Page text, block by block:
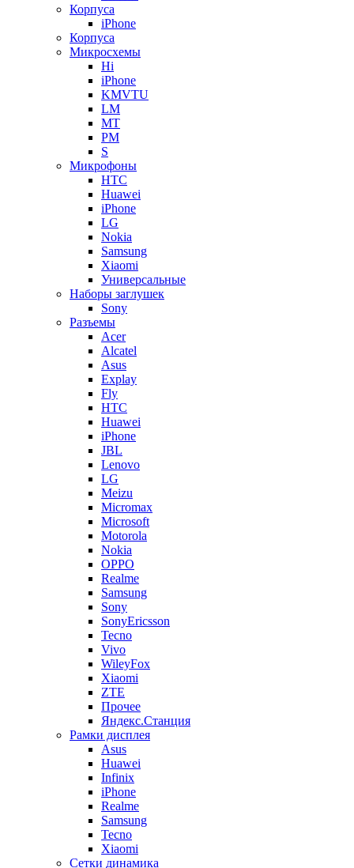
Корпуса
iPhone
Корпуса
Микросхемы
Hi
iPhone
KMVTU
LM
MT
PM
S
Микрофоны
HTC
Huawei
iPhone
LG
Nokia
Samsung
Xiaomi
Универсальные
Наборы заглушек
Sony
Разъемы
Acer
Alcatel
Asus
Explay
Fly
HTC
Huawei
iPhone
JBL
Lenovo
LG
Meizu
Micromax
Microsoft
Motorola
Nokia
OPPO
Realme
Samsung
Sony
SonyEricsson
Tecno
Vivo
WileyFox
Xiaomi
ZTE
Прочее
Яндекс.Станция
Рамки дисплея
Asus
Huawei
Infinix
iPhone
Realme
Samsung
Tecno
Xiaomi
Сетки динамика